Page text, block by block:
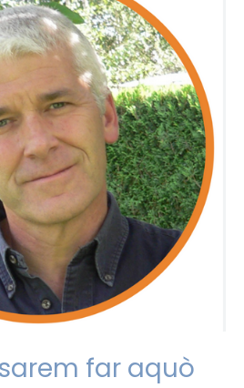
far aquò